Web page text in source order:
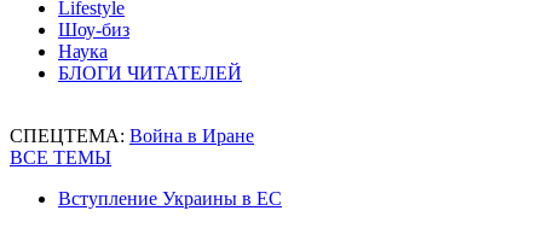
Lifestyle
Шоу-биз
Наука
БЛОГИ ЧИТАТЕЛЕЙ
СПЕЦТЕМА: Война в Иране
ВСЕ ТЕМЫ
Вступление Украины в ЕС